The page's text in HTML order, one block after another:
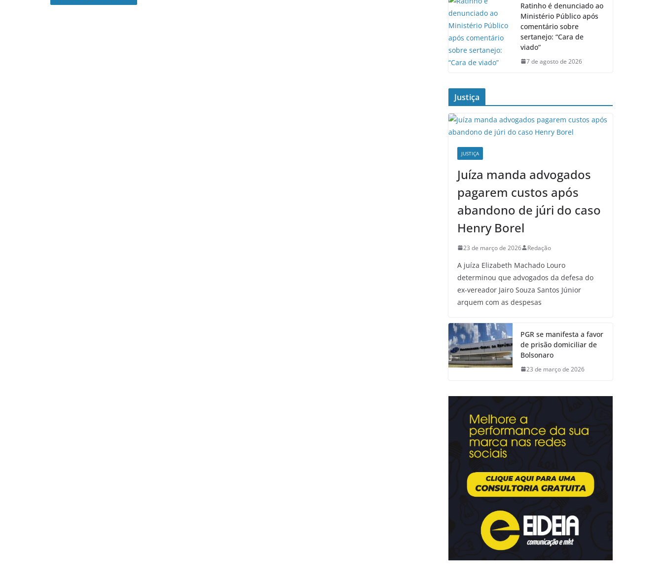
Ratinho é denunciado ao
Ministério Público após
comentário sobre
sertanejo: “Cara de
viado”
7 de agosto de 2026
Justiça
JUSTIÇA
Juíza manda advogados
pagarem custos após
abandono de júri do caso
Henry Borel
23 de março de 2026 Redação
A juíza Elizabeth Machado Louro
determinou que advogados da defesa do
ex-vereador Jairo Souza Santos Júnior
arquem com as despesas
PGR se manifesta a favor
de prisão domiciliar de
Bolsonaro
23 de março de 2026